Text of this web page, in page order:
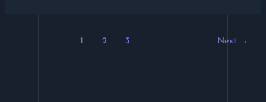
1 2 3 Next →